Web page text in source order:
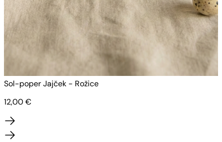
Sol-poper Jajček - Rožice
12,00€